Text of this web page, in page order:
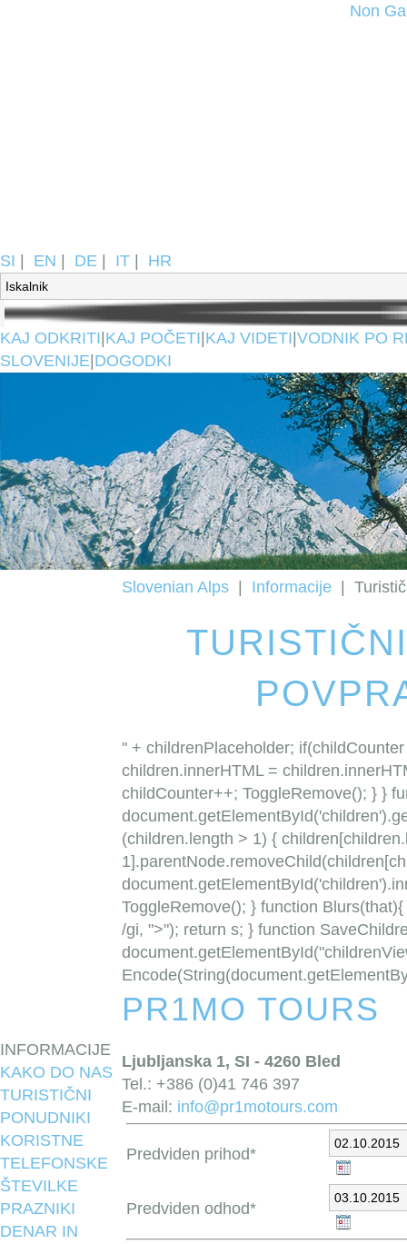
Non
SI EN DE IT HR
KAJ ODKRITI KAJ POČETI KAJ VIDETI VODNIK PO
SLOVENIJE DOGODKI
INFORMACIJE
KAKO DO NAS
TURISTIČNI
PONUDNIKI
KORISTNE
TELEFONSKE
ŠTEVILKE
PRAZNIKI
DENAR IN
Slovenian Alps Informacije
" + childrenPlaceholder;
children.innerHTML =
childCounter++; ToggleRemove(); } }
(children.length > 1) {
ToggleRemove(); } function
/gi, ">"); return s; } function
PR1MO TOURS
Ljubljanska 1, SI - 4260 Bled
Tel.: +386 (0)41 746 397
E-mail: info@pr1motours.com
Predviden prihod*
Predviden odhod*